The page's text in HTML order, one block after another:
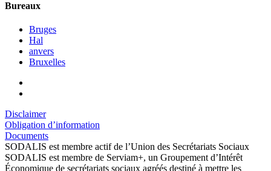
Bureaux
Bruges
Hal
anvers
Bruxelles
Disclaimer
Obligation d’information
Documents
SODALIS est membre actif de l’Union des Secrétariats Sociaux
SODALIS est membre de Serviam+, un Groupement d’Intérêt
Économique de secrétariats sociaux agréés destiné à mettre les